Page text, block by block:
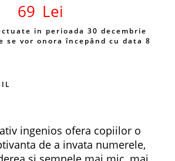
69 Lei
in perioada 30 decembrie
se vor onora începând cu data 8
ingenios ofera copiilor o
de a invata numerele,